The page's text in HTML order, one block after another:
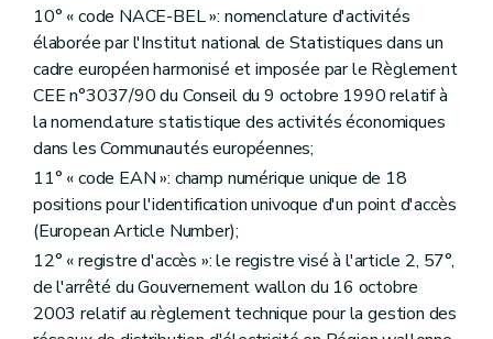
10° « code NACE-BEL »: nomenclature d'activités
élaborée par l'Institut national de Statistiques dans un
cadre européen harmonisé et imposée par le Règlement
CEE n°3037/90 du Conseil du 9 octobre 1990 relatif à
la nomenclature statistique des activités économiques
dans les Communautés européennes;
11° « code EAN »: champ numérique unique de 18
positions pour l'identification univoque d'un point d'accès
(European Article Number);
12° « registre d'accès »: le registre visé à l'article 2, 57°,
de l'arrêté du Gouvernement wallon du 16 octobre
2003 relatif au règlement technique pour la gestion des